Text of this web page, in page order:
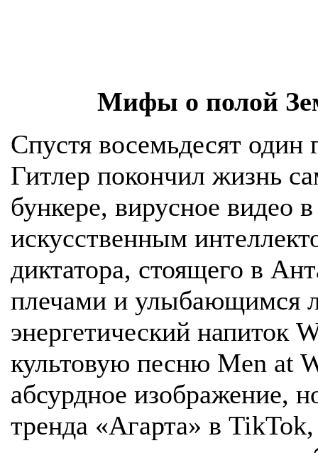
Мифы о полой
Спустя восемьдесят один
Гитлер покончил жизнь
бункере, вирусное видео
искусственным
диктатора, стоящего в
плечами и улыбающимся
энергетический напиток
культовую песню Men at
абсурдное изображение,
тренда «Агарта» в